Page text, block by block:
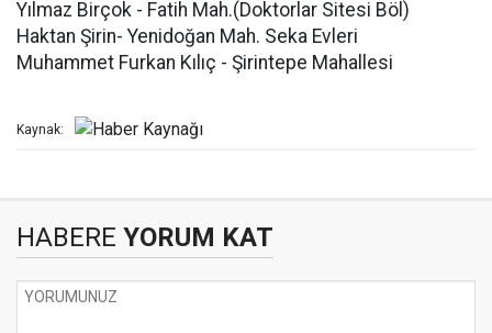
Yılmaz Birçok - Fatih Mah.(Doktorlar Sitesi Böl)
Haktan Şirin- Yenidoğan Mah. Seka Evleri
Muhammet Furkan Kılıç - Şirintepe Mahallesi
Kaynak:
HABERE YORUM KAT